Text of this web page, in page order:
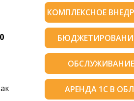
КОМПЛЕКСНОЕ
АРЕНДА 1С В